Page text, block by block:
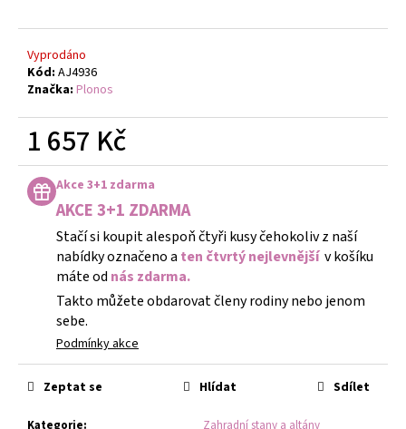
Vyprodáno
Kód: AJ4936
Značka: Plonos
1 657 Kč
Měrná
cena:Akce 3+1 zdarma
AKCE 3+1 ZDARMA
Stačí si koupit alespoň čtyři kusy čehokoliv z naší
nabídky označeno a ten čtvrtý nejlevnější v košíku
máte od nás zdarma.
Takto můžete obdarovat členy rodiny nebo jenom
sebe.
Podmínky akce
Kategorie:
Zahradní stany a altány
Zeptat se Hlídat Sdílet
JASPIS
TYRKYSOVÝ
S
KAMENY
427
Kč